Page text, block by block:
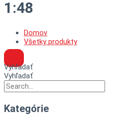
1:48
Domov
Všetky produkty
Vyhľadať
Vyhľadať
Kategórie